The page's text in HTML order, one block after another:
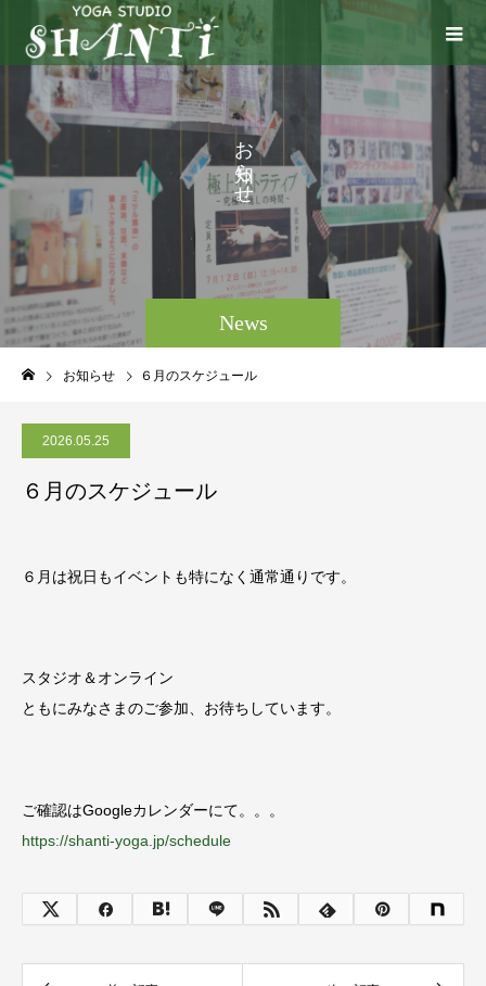
News
お
ら
せ
。
お知らせ ６月のスケジュール
2026.05.25
６月のスケジュール
６月は祝日もイベントも特になく通常通りです。
スタジオ＆オンライン
ともにみなさまのご参加、お待ちしています。
ご確認はGoogleカレンダーにて。。。
https://shanti-yoga.jp/schedule